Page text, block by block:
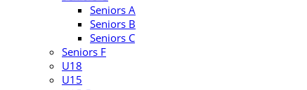
Seniors A
Seniors B
Seniors C
Seniors F
U18
U15